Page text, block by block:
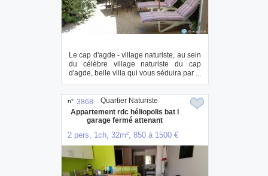
Le cap d'agde - village naturiste, au sein
du célèbre village naturiste du cap
d'agde, belle villa qui vous séduira par ...
n° 3868
Appartement rdc héliopolis bat l
garage fermé attenant
2 pers, 1ch, 32m², 850 à 1500 €
Quartier Naturiste